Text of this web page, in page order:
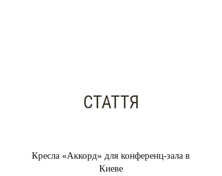
СТАТТЯ
Кресла «Аккорд» для конференц-зала в
Киеве